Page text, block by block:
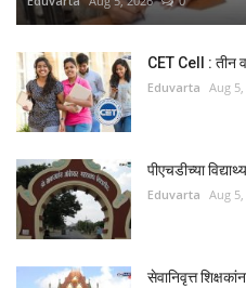
CET Cell : तीन
Eduvarta Aug
पीएचडीच्या
Eduvarta Aug
सेवानिवृत्त